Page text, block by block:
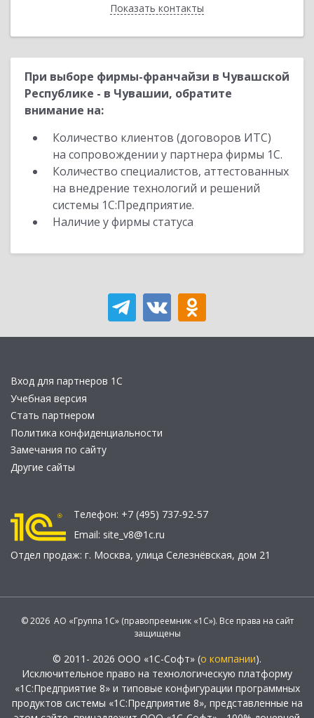
Показать контакты
Назад
При выборе фирмы-франчайзи в Чувашской
Республике - в Чувашии, обратите
внимание на:
Количество клиентов (договоров ИТС)
на сопровождении у партнера фирмы 1С.
Количество специалистов, аттестованных
на внедрение технологий и решений
системы 1С:Предприятие.
Наличие у фирмы статуса
Вход для партнеров 1С
Учебная версия
Стать партнером
Политика конфиденциальности
Замечания по сайту
Другие сайты
Телефон: +7 (495) 737-92-57
Email: site_v8@1c.ru
Отдел продаж: г. Москва, улица Селезнёвская, дом 21
© 2026 АО «Группа 1С» (правопреемник «1С»). Все права на сайт
защищены
© 2011- 2026 ООО «1С-Софт» (о компании).
Исключительное право на технологическую платформу
«1С:Предприятие 8» и типовые конфигурации программных
продуктов системы «1С:Предприятие 8», представленные на